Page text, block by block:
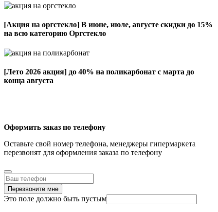
[Акция на оргстекло] В июне, июле, августе скидки до 15%
на всю категорию Оргстекло
[Лето 2026 акция] до 40% на поликарбонат с марта до
конца августа
Оформить заказ по телефону
Оставьте свой номер телефона, менеджеры гипермаркета
перезвонят для оформления заказа по телефону
Перезвоните мне
Это поле должно быть пустым